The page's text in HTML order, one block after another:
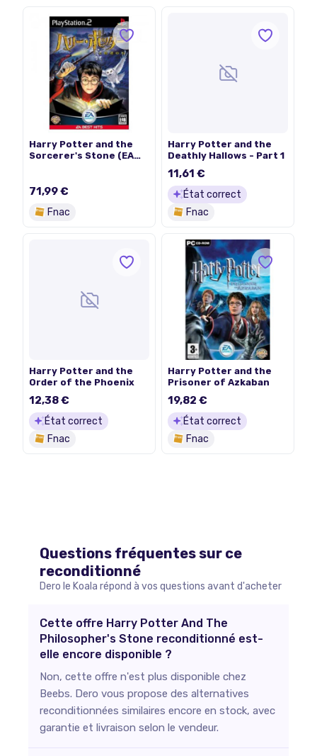
Harry Potter and the
Sorcerer's Stone (EA
71,99 €
Fnac
Harry Potter and the
Deathly Hallows - Part 1
11,61 €
État correct
Fnac
Harry Potter and the
Order of the Phoenix
12,38 €
État correct
Fnac
Harry Potter and the
Prisoner of Azkaban
19,82 €
État correct
Fnac
Questions fréquentes sur ce
reconditionné
Dero le Koala répond à vos questions avant d'acheter
Cette offre Harry Potter And The
Philosopher's Stone reconditionné est-
elle encore disponible ?
Non, cette offre n'est plus disponible chez
Beebs. Dero vous propose des alternatives
reconditionnées similaires encore en stock, avec
garantie et livraison selon le vendeur.